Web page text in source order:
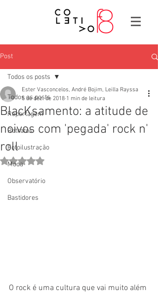
Post
Todos os posts
Reportagem
Retratos
Fotoilustração
Moda
Observatório
Bastidores
Todos os posts
BlacKsamento: a atitude de
noivos com 'pegada' rock n'
roll
Ester Vasconcelos, André Bojim, Leilla Rayssa
5 de dez. de 2018 1 min de leitura
Avaliado com NaN de 5 estrelas.
O rock é uma cultura que vai muito além